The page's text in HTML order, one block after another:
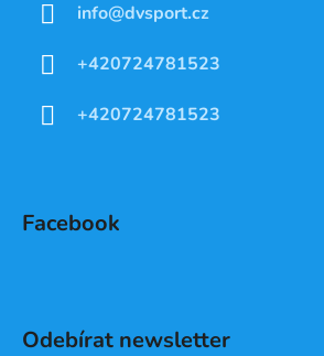
info@dvsport.cz
+420724781523
+420724781523
Facebook
Odebírat newsletter